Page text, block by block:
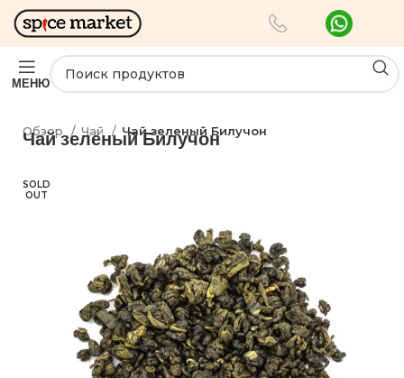
МЕНЮ
Обзор Чай Чай зеленый Билучон
Чай зеленый Билучон
SOLD
OUT